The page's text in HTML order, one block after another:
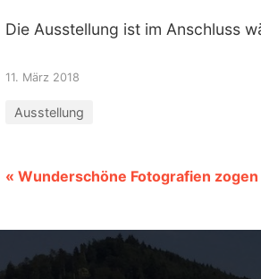
Die Ausstellung ist im Anschluss
11. März 2018
Ausstellung
« Wunderschöne Fotografien zogen